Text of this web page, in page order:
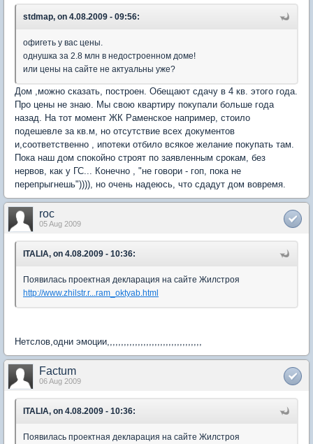
stdmap, on 4.08.2009 - 09:56:
офигеть у вас цены.
однушка за 2.8 млн в недостроенном доме!
или цены на сайте не актуальны уже?
Дом ,можно сказать, построен. Обещают сдачу в 4 кв. этого года.
Про цены не знаю. Мы свою квартиру покупали больше года
назад. На тот момент ЖК Раменское например, стоило
подешевле за кв.м, но отсутствие всех документов
и,соответственно , ипотеки отбило всякое желание покупать там.
Пока наш дом спокойно строят по заявленным срокам, без
нервов, как у ГС... Конечно , "не говори - гоп, пока не
перепрыгнешь")))), но очень надеюсь, что сдадут дом вовремя.
roc
05 Aug 2009
ITALIA, on 4.08.2009 - 10:36:
Появилась проектная декларация на сайте Жилстроя
http://www.zhilstr.r...ram_oktyab.html
Нетслов,одни эмоции,,,,,,,,,,,,,,,,,,,,,,,,,,,,,,,,,,
Factum
06 Aug 2009
ITALIA, on 4.08.2009 - 10:36:
Появилась проектная декларация на сайте Жилстроя